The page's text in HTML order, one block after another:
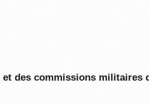
des commissions militaires